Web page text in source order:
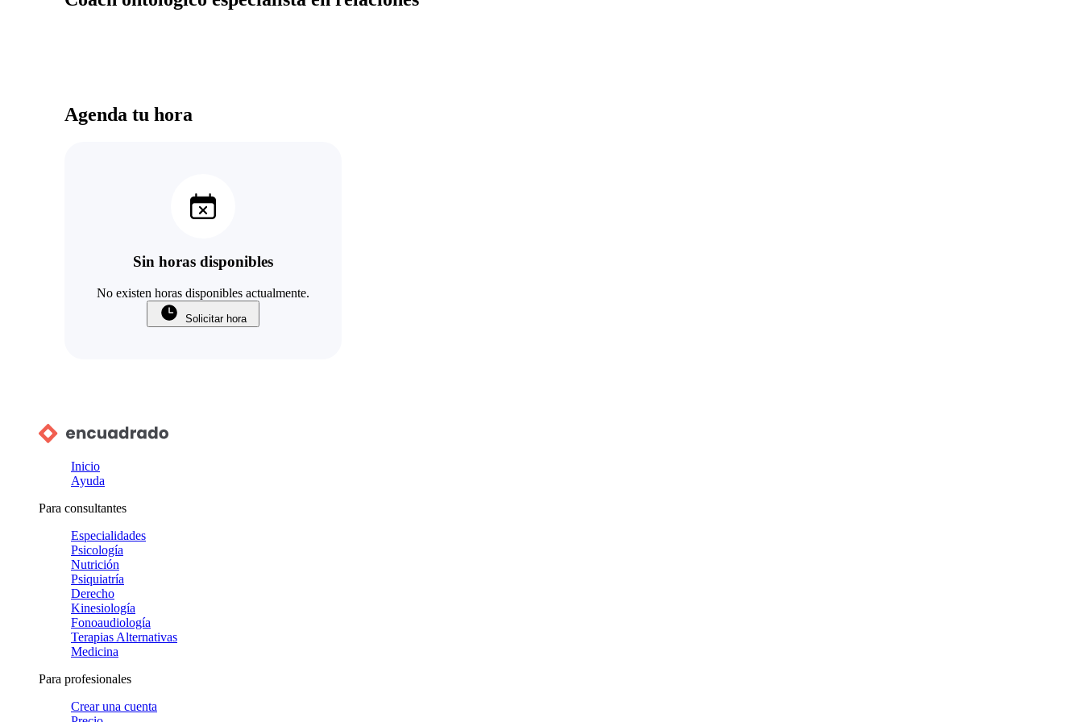
Agenda tu hora
Sin horas disponibles
No existen horas disponibles actualmente.
Solicitar hora
Inicio
Ayuda
Para consultantes
Especialidades
Psicología
Nutrición
Psiquiatría
Derecho
Kinesiología
Fonoaudiología
Terapias Alternativas
Medicina
Para profesionales
Crear una cuenta